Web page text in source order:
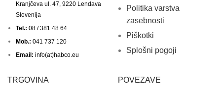
Kranjčeva ul. 47, 9220 Lendava
Slovenija
Tel.: 08 / 381 48 64
Mob.: 041 737 120
Email: info(at)habco.eu
Politika varstva
zasebnosti
Piškotki
Splošni pogoji
TRGOVINA POVEZAVE